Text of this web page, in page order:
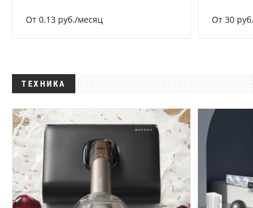
От 0.13 руб./месяц От 30
ТЕХНИКА